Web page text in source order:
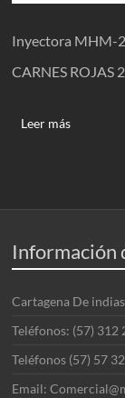
Inyectora MHM-
CARNES ROJAS
Leer más
Información
Cartagena De
Teléfonos: (57) 312
Teléfonos (57) 57
Email: